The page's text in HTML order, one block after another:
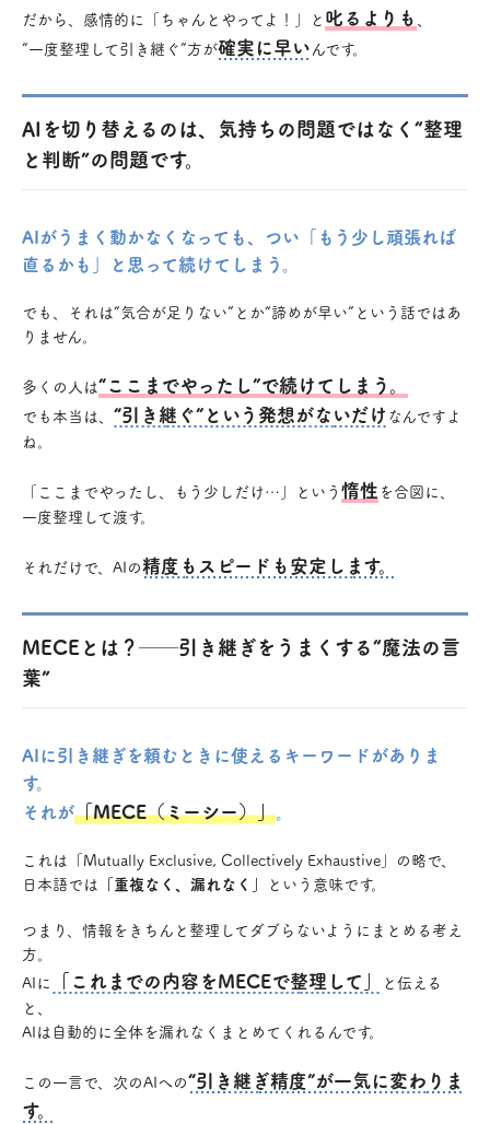
だから、感情的に「ちゃんとやってよ！」と 叱るよりも
“一度整理して引き継ぐ”方が確実に早いんです。
AIを切り替えるのは、気持ちの問題ではなく“整理
と判断”の問題です。
AIがうまく動かなくなっても、つい「もう少し頑張れば
直るかも」と思って続けてしまう。
でも、それは“気合が足りない”とか“諦めが早い”という話ではあ
りません。
多くの人は“ここまでやったし”で続けてしまう。
でも本当は、 “引き継ぐ”という発想がないだけ なんですよ
ね。
「ここまでやったし、もう少しだけ…」という 惰性 を合図に、
一度整理して渡す。
それだけで、AIの精度もスピードも安定します。
MECEとは？──引き継ぎをうまくする“魔法の言
葉”
AIに引き継ぎを頼むときに使えるキーワードがありま
す。
それが「MECE（ミーシー）」。
これは「Mutually Exclusive, Collectively Exhaustive」の略で、
日本語では 「重複なく、漏れなく」 という意味です。
つまり、情報をきちんと整理してダブらないようにまとめる考え
方。
AIに
「これまでの内容をMECEで整理して」
と伝える
と、
AIは自動的に全体を漏れなくまとめてくれるんです。
この一言で、次のAIへの“引き継ぎ精度”が一気に変わりま
す。